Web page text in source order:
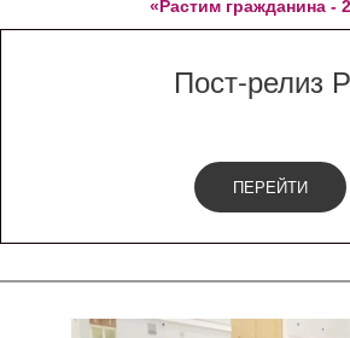
и декоративному
рисуют Победу» в
2026г!
«Растим гражданина -
Пост-релиз
ПЕРЕЙТИ